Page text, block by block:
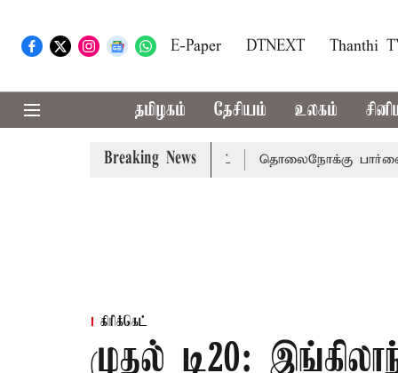
E-Paper DTNEXT Thanthi
தமிழகம் தேசியம் உலகம்
Breaking News
பிடிவாராண்ட் தொலைநோக்கு பார்வையுடன்
கிரிக்கெட்
முதல் டி20: